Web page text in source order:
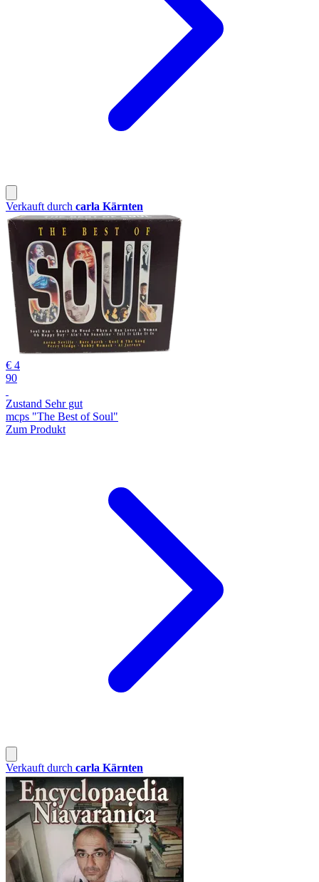
Verkauft durch carla Kärnten
€ 4
90
Zustand Sehr gut
mcps "The Best of Soul"
Zum Produkt
Verkauft durch carla Kärnten